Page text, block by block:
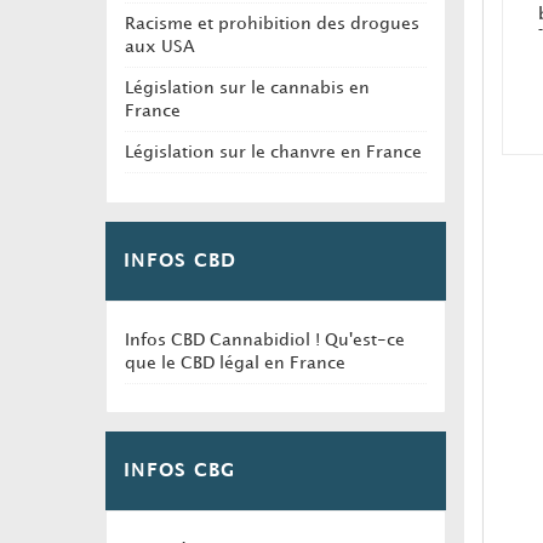
Racisme et prohibition des drogues
aux USA
Législation sur le cannabis en
France
Législation sur le chanvre en France
INFOS CBD
Infos CBD Cannabidiol ! Qu'est-ce
que le CBD légal en France
INFOS CBG